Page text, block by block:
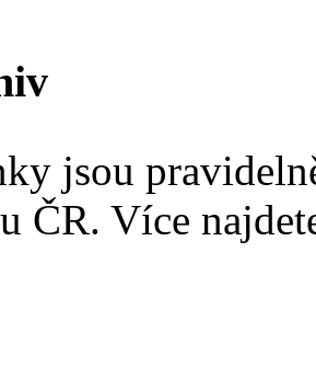
jsou
ČR. Více